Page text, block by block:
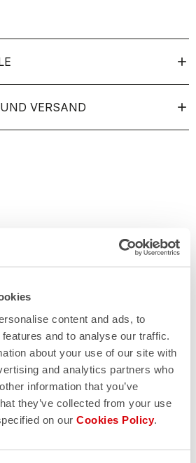
content and ads, to
and to analyse our traffic.
about your use of our site with
and analytics partners who
information that you’ve
they’ve collected from your use
on our Cookies Policy.
VERSAND